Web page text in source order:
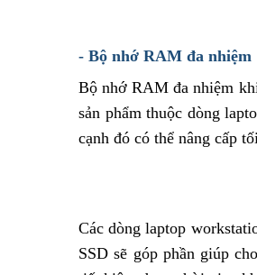
- Bộ nhớ RAM đa nhiệm
Bộ nhớ RAM đa nhiệm
sản phẩm thuộc dòng
cạnh đó có thể nâng cấp
Các dòng laptop
SSD sẽ góp phần giúp